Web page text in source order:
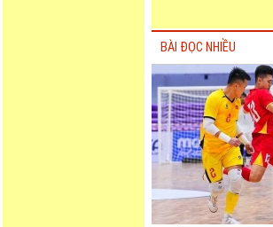
BÀI ĐỌC NHIỀU